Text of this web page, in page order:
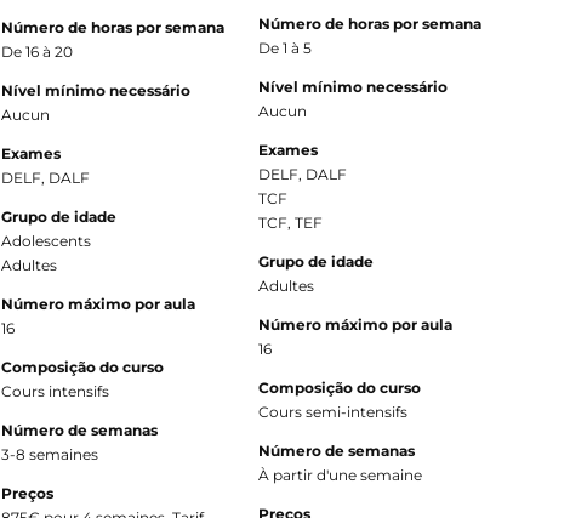
Número de horas por semana
De 16 à 20
Nível mínimo necessário
Aucun
Exames
DELF, DALF
Grupo de idade
Adolescents
Adultes
Número máximo por aula
16
Composição do curso
Cours intensifs
Número de semanas
3-8 semaines
Preços
Número de horas por semana
De 1 à 5
Nível mínimo necessário
Aucun
Exames
DELF, DALF
TCF
TCF, TEF
Grupo de idade
Adultes
Número máximo por aula
16
Composição do curso
Cours semi-intensifs
Número de semanas
À partir d'une semaine
Preços